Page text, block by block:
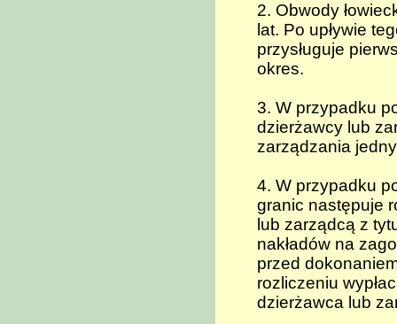
2. Obwody
lat. Po upływie
przysługuje
okres.
3. W przypadku
dzierżawcy lub
zarządzania
4. W przypadku
granic następuje
lub zarządcą z
nakładów na
przed
rozliczeniu
dzierżawca lub